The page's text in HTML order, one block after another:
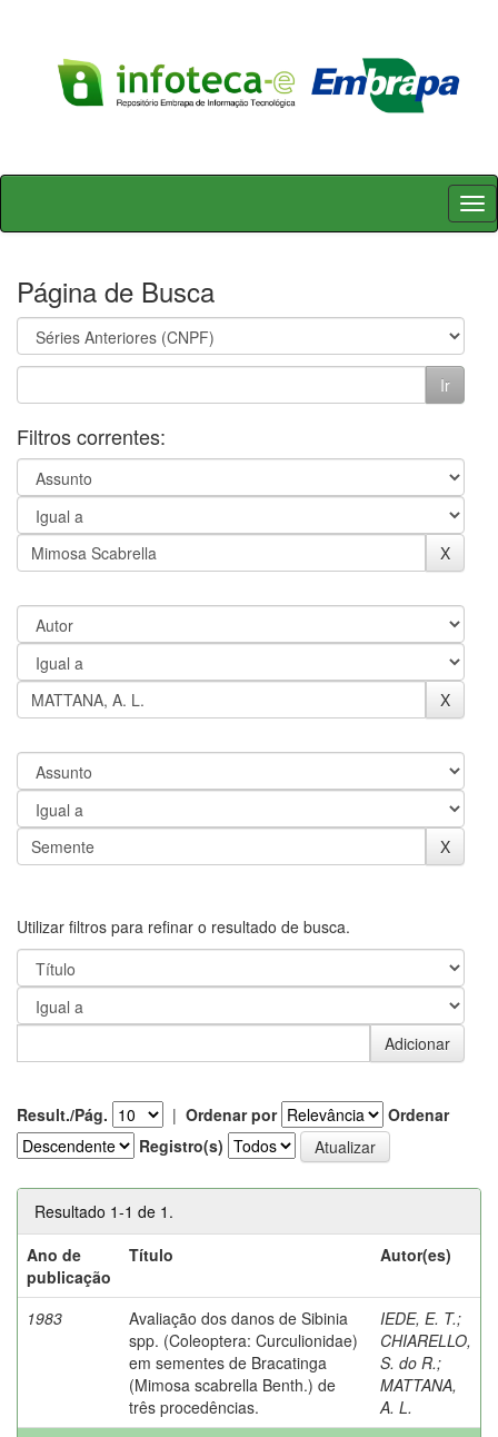
Skip
Página de Busca
Filtros correntes:
Utilizar filtros para refinar o resultado de busca.
Result./Pág. | Ordenar por
Ordenar
Registro(s)
Resultado 1-1 de 1.
Ano de
publicação
Título Autor(es)
1983
Avaliação dos danos de Sibinia
spp. (Coleoptera: Curculionidae)
em sementes de Bracatinga
(Mimosa scabrella Benth.) de
três procedências.
IEDE, E. T.;
CHIARELLO,
S. do R.;
MATTANA,
A. L.